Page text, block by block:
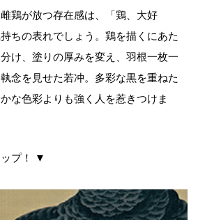
鶏が放つ存在感は、「鶏、大好
ちの表れでしょう。鶏を描くにあた
け、塗りの厚みを変え、羽根一枚一
念を見せた若冲。多彩な黒を重ねた
な色彩よりも強く人を惹きつけま
プ！ ▼